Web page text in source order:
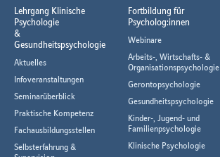
Lehrgang Klinische
Psychologie
&
Gesundheitspsychologie
Aktuelles
Infoveranstaltungen
Seminarüberblick
Praktische Kompetenz
Fachausbildungsstellen
Selbsterfahrung &
Fortbildung für
Psycholog:innen
Webinare
Arbeits-, Wirtschafts- &
Organisationspsychologie
Gerontopsychologie
Gesundheitspsychologie
Kinder-, Jugend- und
Familienpsychologie
Klinische Psychologie